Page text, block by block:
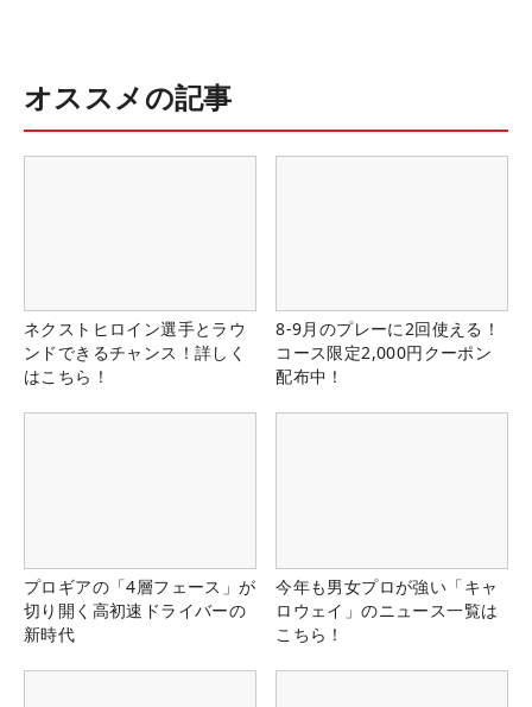
オススメの記事
ネクストヒロイン選手とラウ
ンドできるチャンス！詳しく
はこちら！
8-9月のプレーに2回使える！
コース限定2,000円クーポン
配布中！
プロギアの「4層フェース」が
切り開く高初速ドライバーの
新時代
今年も男女プロが強い「キャ
ロウェイ」のニュース一覧は
こちら！